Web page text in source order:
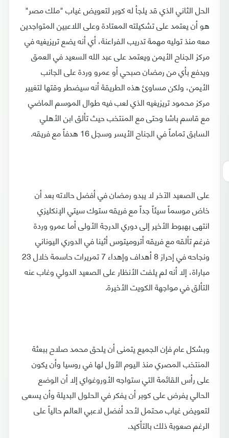
الحل الثاني الذي قد يلجأ له كوبر لتعويض غياب "ملك مصر"
هو أن يعتمد على تشكيلته المعتادة وعلى اللاعبين المتواجدين
معه منذ توليه مهمة تدريب الفراعنة، أي أنه يضع تريزيغيه في
مركز الجناح الأيمن ويعتمد على عبد الله السعيد في العمق
ويدفع بأي من رمضان صبحي أو عمرو وردة على الجانب
الأيمن، ولكن مساوئ هذه الطريقة أنه سيضطر وقتها لتغيير
مركز محمود تريزيغيه الذي لعب فيه طوال الموسم الماضي
مع قاسم باشا وحتى مع المنتخب حيث تألق ابن الأهلي
السابق تماماً في الجناح الأيسر وسجل 16 هدفاً مع فريقه.
على الصعيد الآخر لا يبدو رمضان في أفضل حالاته بعد أن
خاض موسماً سيئاً جداً مع فريقه ستوك سيتي الإنكليزي
انتهى بهبوط الأخير إلى دوري الدرجة الأولى أما عمرو وردة
فرغم تألقه مع فريقه أتروميتوس أثينا في الدوري اليوناني
ونجاحه في إحراز 8 أهداف وإهداء 7 تمريرات حاسمة خلال 23
مباراة، إلا أنه لم يلفت الأنظار على الصعيد الدولي وغاب عنه
التألق في مواجهة الكويت الأخيرة.
وبشكل عام فإن الجميع يتمنى أن يلحق محمد صلاح ببعثة
المنتخب المصري منذ اليوم الأول لها في روسيا وأن يكون
على رأس القائمة التي ستواجه الأوروغواي إلا أن الوضع
الحالي يفرض على كوبر أن يفكر في الحلول البديلة وأن يسعى
لتعويض غياب محتمل لأحد أفضل لاعبي العالم حالياً على
الرغم صعوبة ذلك بالتأكيد.